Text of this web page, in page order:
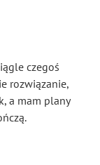
czegoś
rozwiązanie,
a mam plany